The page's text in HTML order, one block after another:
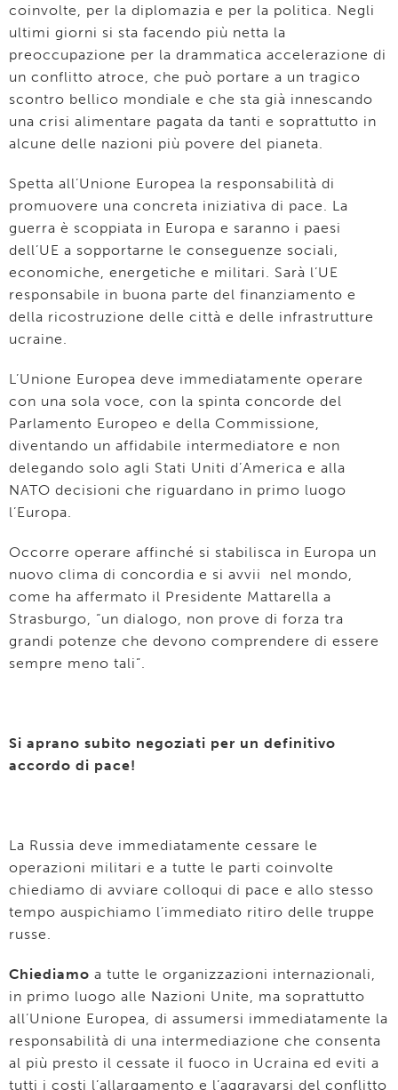
coinvolte, per la diplomazia e per la politica. Negli
ultimi giorni si sta facendo più netta la
preoccupazione per la drammatica accelerazione di
un conflitto atroce, che può portare a un tragico
scontro bellico mondiale e che sta già innescando
una crisi alimentare pagata da tanti e soprattutto in
alcune delle nazioni più povere del pianeta.
Spetta all’Unione Europea la responsabilità di
promuovere una concreta iniziativa di pace. La
guerra è scoppiata in Europa e saranno i paesi
dell’UE a sopportarne le conseguenze sociali,
economiche, energetiche e militari. Sarà l’UE
responsabile in buona parte del finanziamento e
della ricostruzione delle città e delle infrastrutture
ucraine.
L’Unione Europea deve immediatamente operare
con una sola voce, con la spinta concorde del
Parlamento Europeo e della Commissione,
diventando un affidabile intermediatore e non
delegando solo agli Stati Uniti d’America e alla
NATO decisioni che riguardano in primo luogo
l’Europa.
Occorre operare affinché si stabilisca in Europa un
nuovo clima di concordia e si avvii nel mondo,
come ha affermato il Presidente Mattarella a
Strasburgo, “un dialogo, non prove di forza tra
grandi potenze che devono comprendere di essere
sempre meno tali”.
Si aprano subito negoziati per un definitivo
accordo di pace!
La Russia deve immediatamente cessare le
operazioni militari e a tutte le parti coinvolte
chiediamo di avviare colloqui di pace e allo stesso
tempo auspichiamo l’immediato ritiro delle truppe
russe.
Chiediamo a tutte le organizzazioni internazionali,
in primo luogo alle Nazioni Unite, ma soprattutto
all’Unione Europea, di assumersi immediatamente la
responsabilità di una intermediazione che consenta
al più presto il cessate il fuoco in Ucraina ed eviti a
tutti i costi l’allargamento e l’aggravarsi del conflitto